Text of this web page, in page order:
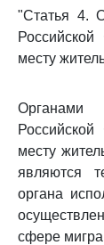
"Статья 4.
месту
Органами
месту
являются
органа
сфере